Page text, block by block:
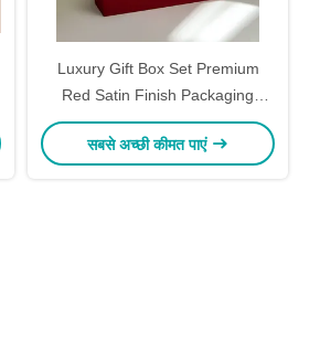
Luxury Gift Box Set Premium
Red Satin Finish Packaging
Reinforced Edge Protection
Custom Gold Foil Ready
सबसे अच्छी कीमत पाएं